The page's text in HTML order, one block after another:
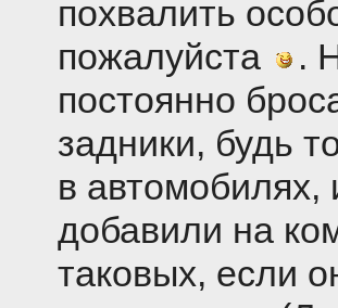
похвалить
пожалуйста
.
постоянно
задники, будь
в автомобилях,
добавили на
таковых, если